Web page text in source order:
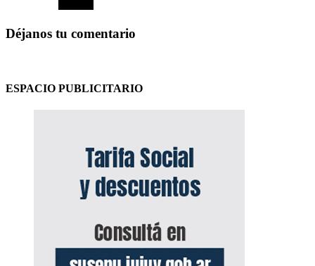
Déjanos tu comentario
ESPACIO PUBLICITARIO